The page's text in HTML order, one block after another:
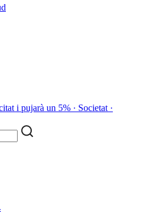
i pujarà un 5% · Societat ·